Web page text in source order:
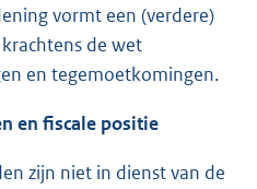
vormt een (verdere)
de wet
en tegemoetkomingen.
en fiscale positie
zijn niet in dienst van de